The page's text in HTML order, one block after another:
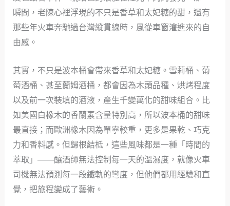
瞬間，老陳心裡浮現的不只是香草和太妃糖的甜，還有
那些年火車奔馳過台灣縱貫線時，風從車窗灌進來的自
由感。
其實，不只是波本桶會帶來香草和太妃糖。雪莉桶、葡
萄酒桶、甚至蘭姆酒桶，都會因為木頭品種、烘烤程度
以及前一次裝填的酒液，產生千變萬化的甜味組合。比
如美國白橡木的香蘭素含量特別高，所以波本桶的甜味
最直接；而歐洲橡木因為單寧較重，更多是果乾、巧克
力和香料感。但歸根結柢，這些風味都是一種「時間的
萃取」——釀酒師無法控制每一天的溫濕度，就像火車
司機無法預測每一段鐵軌的彎度，但他們都用經驗和直
覺，把旅程變成了藝術。